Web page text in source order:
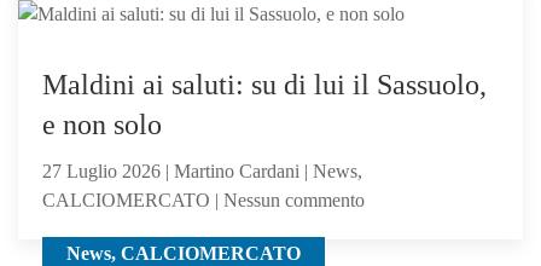
CALCIOMERCATO, News
Atalanta:
anche
News, CALCIOMERCATO
Maldini ai saluti: su di lui il Sassuolo,
e non solo
27 Luglio 2026 | Martino Cardani | News,
CALCIOMERCATO | Nessun commentosu